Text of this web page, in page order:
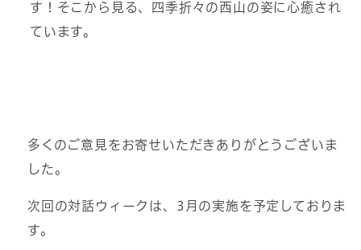
す！そこから見る、四季折々の西山の姿に心癒され
ています。
多くのご意見をお寄せいただきありがとうございま
した。
次回の対話ウィークは、3月の実施を予定しておりま
す。